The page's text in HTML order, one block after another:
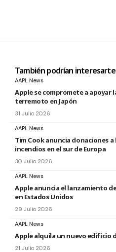
También podrían interesarte
AAPL News
Apple se compromete a apoyar
terremoto en Japón
31 Julio 2026
AAPL News
Tim Cook anuncia donaciones
incendios en el sur de Europa
30 Julio 2026
AAPL News
Apple anuncia el lanzamiento
en Estados Unidos
29 Julio 2026
AAPL News
Apple alquila un nuevo edificio
21 Julio 2026